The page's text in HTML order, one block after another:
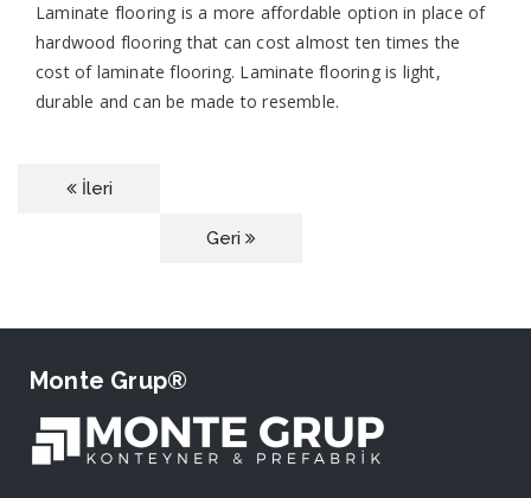
Laminate flooring is a more affordable option in place of
hardwood flooring that can cost almost ten times the
cost of laminate flooring. Laminate flooring is light,
durable and can be made to resemble.
İleri
Geri
Monte Grup®